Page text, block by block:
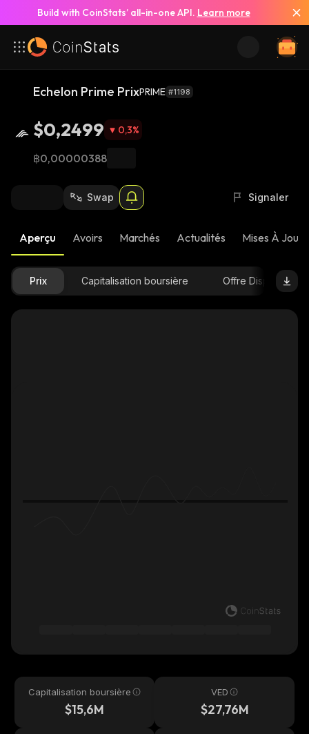
Build with CoinStats’ all-in-one API. Learn more
Echelon Prime PrixPRIME #1198
$0,2499 0,3%
฿0,00000388
Swap Signaler
Aperçu Avoirs Marchés Actualités Mises À Jour
Prix Capitalisation boursière Offre Disponible
Capitalisation boursière
$15,6M
VED
$27,76M